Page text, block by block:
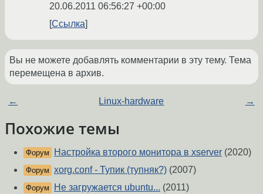
20.06.2011 06:56:27 +00:00
Ссылка
Вы не можете добавлять комментарии в эту тему. Тема
перемещена в архив.
← Linux-hardware →
Похожие темы
Форум Настройка второго монитора в xserver (2020)
Форум xorg.conf - Тупик (тупняк?) (2007)
Форум Не загружается ubuntu... (2011)